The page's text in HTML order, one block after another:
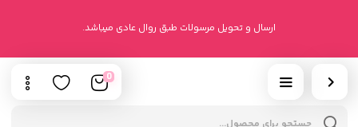
ارسال و تحویل مرسولات طبق روال عادی میباشد.
0